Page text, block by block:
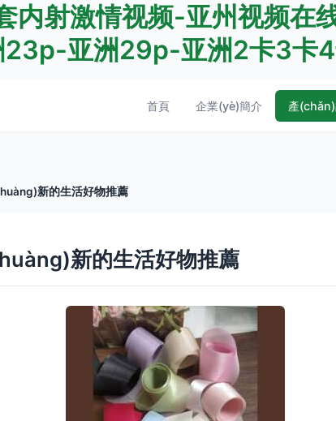
内射激情视频-亚州视频在
亚洲29p-亚洲2卡3卡
首頁 企業(yè)簡介 產
新的生活好物推薦
新的生活好物推薦